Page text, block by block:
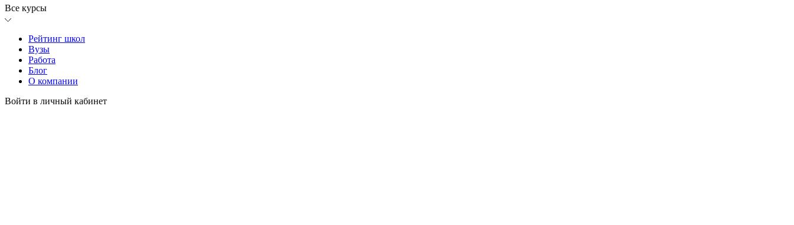
Все курсы
Рейтинг школ
Вузы
Работа
Блог
О компании
Войти в личный кабинет